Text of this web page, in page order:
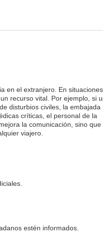
en el extranjero. En
recurso vital. Por ejemplo, si
disturbios civiles, la embajada
críticas, el personal de la
la comunicación, sino que
viajero.
estén informados.